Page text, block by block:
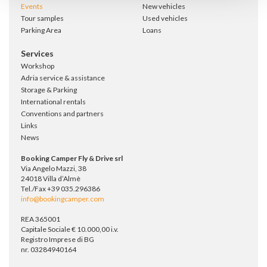
Events
Tour samples
Parking Area
New vehicles
Used vehicles
Loans
Services
Workshop
Adria service & assistance
Storage & Parking
International rentals
Conventions and partners
Links
News
Booking Camper Fly & Drive srl
Via Angelo Mazzi, 38
24018 Villa d’Almè
Tel./Fax +39 035.296386
info@bookingcamper.com
REA 365001
Capitale Sociale € 10.000,00 i.v.
Registro Imprese di BG
nr. 03284940164